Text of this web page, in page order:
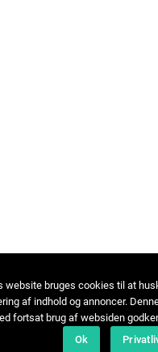
website bruges cookies til at
af indhold og annoncer.
fortsat brug af websiden
Ok